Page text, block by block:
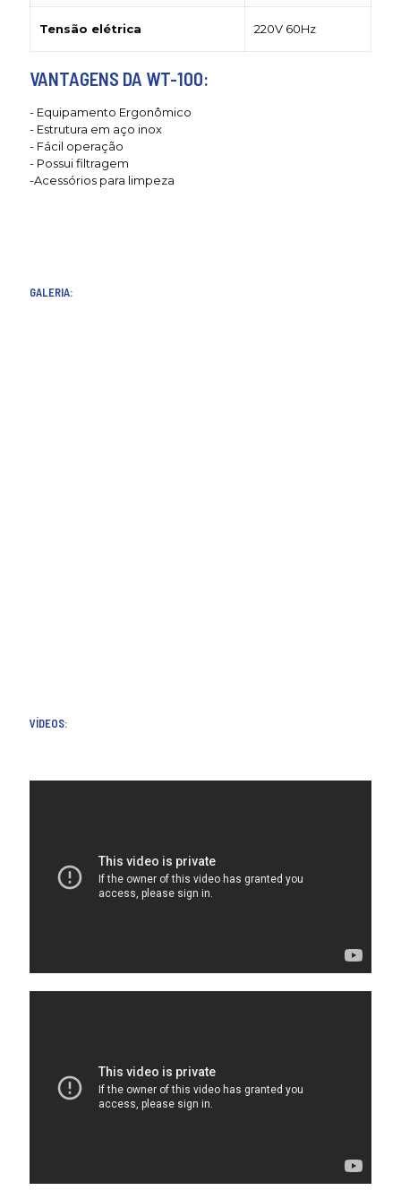
Tensão elétrica 220V 60Hz
VANTAGENS DA WT-100:
- Equipamento Ergonômico
- Estrutura em aço inox
- Fácil operação
- Possui filtragem
-Acessórios para limpeza
GALERIA:
VÍDEOS: